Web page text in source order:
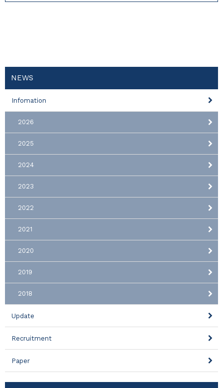
NEWS
Infomation
2026
2025
2024
2023
2022
2021
2020
2019
2018
Update
Recruitment
Paper